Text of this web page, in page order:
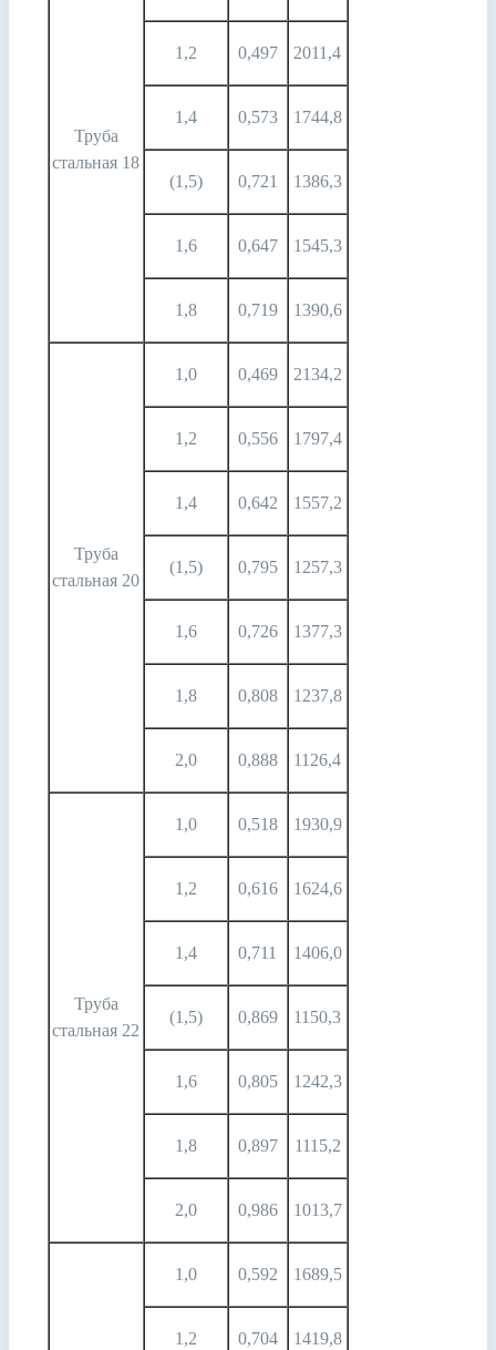
Труба
стальная 18
1,2 0,497 2011,4
1,4 0,573 1744,8
(1,5) 0,721 1386,3
1,6 0,647 1545,3
1,8 0,719 1390,6
Труба
стальная 20
1,0 0,469 2134,2
1,2 0,556 1797,4
1,4 0,642 1557,2
(1,5) 0,795 1257,3
1,6 0,726 1377,3
1,8 0,808 1237,8
2,0 0,888 1126,4
Труба
стальная 22
1,0 0,518 1930,9
1,2 0,616 1624,6
1,4 0,711 1406,0
(1,5) 0,869 1150,3
1,6 0,805 1242,3
1,8 0,897 1115,2
2,0 0,986 1013,7
1,0 0,592 1689,5
1,2 0,704 1419,8